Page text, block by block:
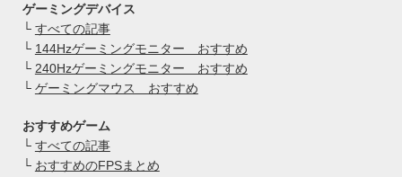
ゲーミングデバイス
└ すべての記事
└ 144Hzゲーミングモニター おすすめ
└ 240Hzゲーミングモニター おすすめ
└ ゲーミングマウス おすすめ
おすすめゲーム
└ すべての記事
└ おすすめのFPSまとめ